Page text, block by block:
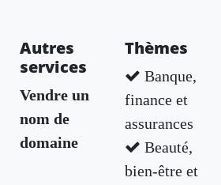
Autres
services
Vendre un
nom de
domaine
Thèmes
Banque,
finance et
assurances
Beauté,
bien-être et